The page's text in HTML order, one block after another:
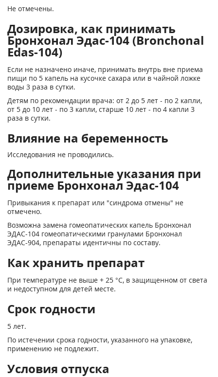
Не отмечены.
Дозировка, как принимать
Бронхонал Эдас-104 (Bronchonal
Edas-104)
Если не назначено иначе, принимать внутрь вне приема
пищи по 5 капель на кусочке сахара или в чайной ложке
воды 3 раза в сутки.
Детям по рекомендации врача: от 2 до 5 лет - по 2 капли,
от 5 до 10 лет - по 3 капли, старше 10 лет - по 4 капли 3
раза в сутки.
Влияние на беременность
Исследования не проводились.
Дополнительные указания при
приеме Бронхонал Эдас-104
Привыкания к препарат или "синдрома отмены" не
отмечено.
Возможна замена гомеопатических капель Бронхонал
ЭДАС-104 гомеопатическими гранулами Бронхонал
ЭДАС-904, препараты идентичны по составу.
Как хранить препарат
При температуре не выше + 25 °С, в защищенном от света
и недоступном для детей месте.
Срок годности
5 лет.
По истечении срока годности, указанного на упаковке,
применению не подлежит.
Условия отпуска